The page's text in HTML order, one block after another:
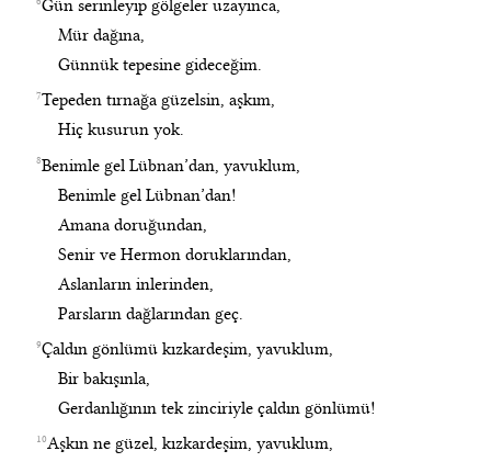
Gün serinleyip gölgeler uzayınca,
Mür dağına,
Günnük tepesine gideceğim.
7Tepeden tırnağa güzelsin, aşkım,
Hiç kusurun yok.
8Benimle gel Lübnan’dan, yavuklum,
Benimle gel Lübnan’dan!
Amana doruğundan,
Senir ve Hermon doruklarından,
Aslanların inlerinden,
Parsların dağlarından geç.
9Çaldın gönlümü kızkardeşim, yavuklum,
Bir bakışınla,
Gerdanlığının tek zinciriyle çaldın gönlümü!
10Aşkın ne güzel, kızkardeşim, yavuklum,